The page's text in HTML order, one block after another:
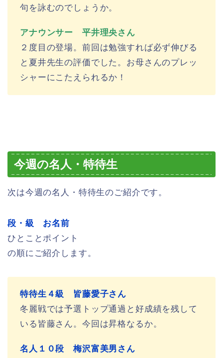
句を詠むのでしょうか。
アナウンサー 平井理央さん
２度目の登場。前回は勉強すれば必ず伸びる
と夏井先生の評価でした。お母さんのプレッ
シャーにこたえられるか！
今週の名人・特待生
次は今週の名人・特待生のご紹介です。
段・級 お名前
ひとことポイント
の順にご紹介します。
特待生４級 皆藤愛子さん
冬麗戦では予選トップ通過と好成績を残して
いる皆藤さん。今回は昇格なるか。
名人１０段 梅沢富美男さん